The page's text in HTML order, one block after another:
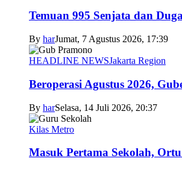
Temuan 995 Senjata dan
By harJumat, 7 Agustus 2026, 17:39
HEADLINE NEWSJakarta Region
Beroperasi Agustus 2026,
By harSelasa, 14 Juli 2026, 20:37
Kilas Metro
Masuk Pertama Sekolah,